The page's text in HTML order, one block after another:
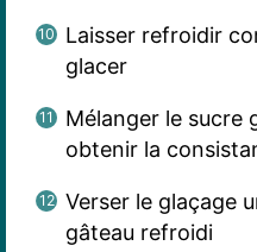
Laisser refroidir
glacer
Mélanger le sucre
obtenir la
Verser le glaçage
gâteau refroidi